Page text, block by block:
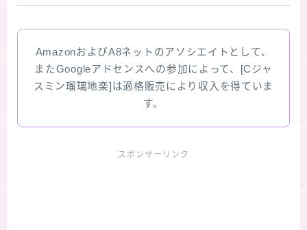
AmazonおよびA8ネットのアソシエイトとして、
またGoogleアドセンスへの参加によって、[Cジャ
スミン瑠璃地楽]は適格販売により収入を得ていま
す。
スポンサーリンク